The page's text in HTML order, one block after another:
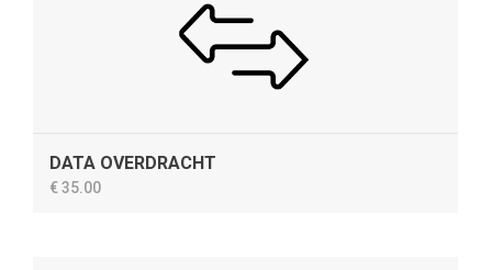
DATA OVERDRACHT
€ 35.00